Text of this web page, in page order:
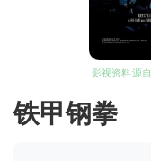
影视资料源自
铁甲钢拳